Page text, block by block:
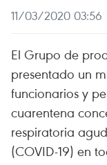
11/03/2020 03:56
El Grupo de
presentado un
funcionarios y
cuarentena
respiratoria
(COVID-19) en